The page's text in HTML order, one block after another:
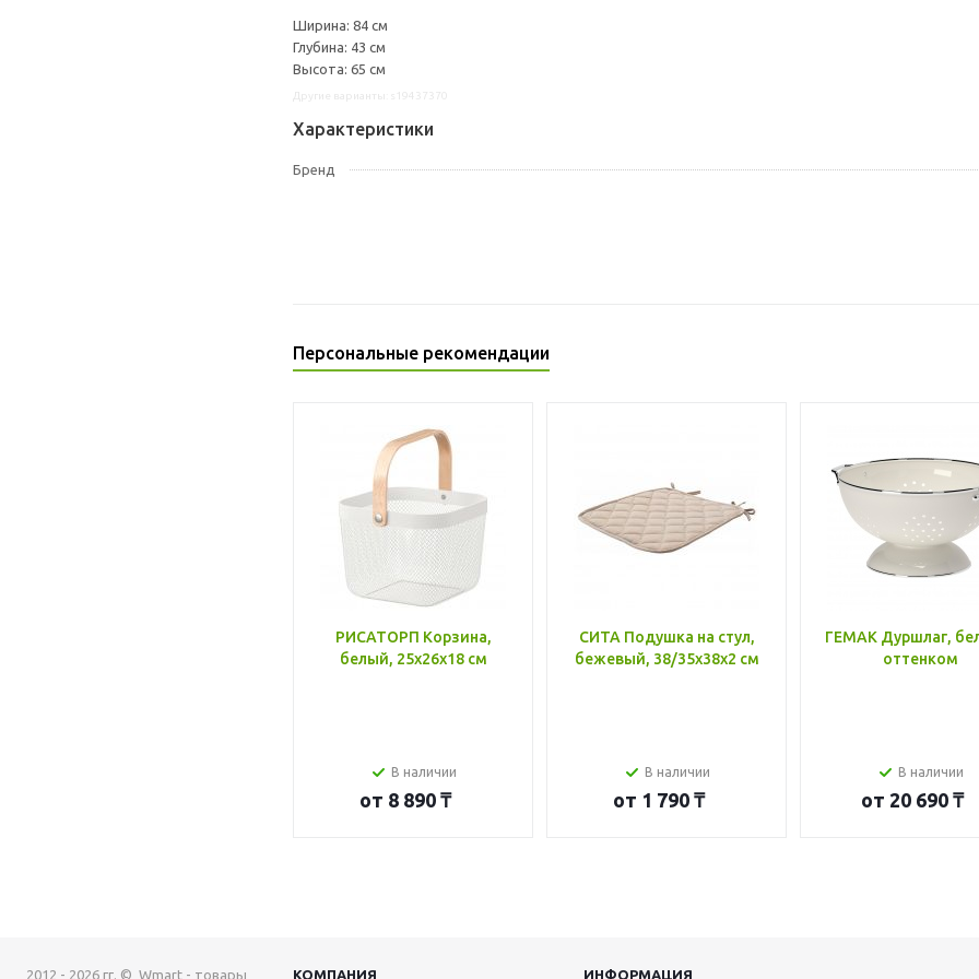
Ширина: 84 см
Глубина: 43 см
Высота: 65 см
Характеристики
Бренд
Персональные рекомендации
РИСАТОРП Корзина,
белый, 25x26x18 см
В наличии
от 8 890 ₸
СИТА Подушка на стул,
бежевый, 38/35x38x2 см
В наличии
от 1 790 ₸
ГЕМАК Дуршлаг,
оттенком
В наличии
от 20 690 ₸
2012 - 2026 гг. © Wmart - товары КОМПАНИЯ ИНФОРМАЦИЯ